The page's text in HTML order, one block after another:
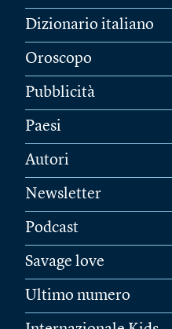
Dizionario italiano
Oroscopo
Pubblicità
Paesi
Autori
Newsletter
Podcast
Savage love
Ultimo numero